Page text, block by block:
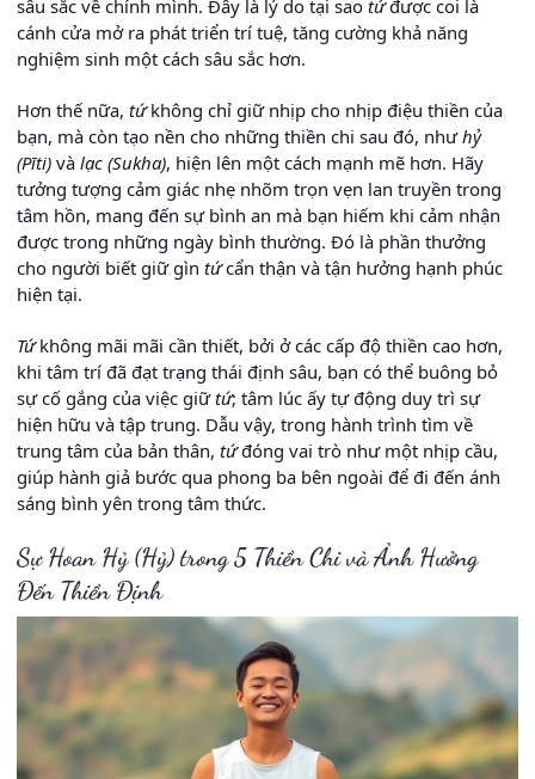
sâu sắc về chính mình. Đây là lý do tại sao tứđược coi là
cánh cửa mở ra phát triển trí tuệ, tăng cường khả năng
nghiệm sinh một cách sâu sắc hơn.
Hơn thế nữa, tứkhông chỉ giữ nhịp cho nhịp điệu thiền của
bạn, mà còn tạo nền cho những thiền chi sau đó, nhưhỷ
(Pīti) và lạc (Sukha), hiện lên một cách mạnh mẽ hơn. Hãy
tưởng tượng cảm giác nhẹ nhõm trọn vẹn lan truyền trong
tâm hồn, mang đến sự bình an mà bạn hiếm khi cảm nhận
được trong những ngày bình thường. Đó là phần thưởng
cho người biết giữ gìn tứcẩn thận và tận hưởng hạnh phúc
hiện tại.
Tứkhông mãi mãi cần thiết, bởi ở các cấp độ thiền cao hơn,
khi tâm trí đã đạt trạng thái định sâu, bạn có thể buông bỏ
sự cố gắng của việc giữtứ; tâm lúc ấy tự động duy trì sự
hiện hữu và tập trung. Dẫu vậy, trong hành trình tìm về
trung tâm của bản thân, tứđóng vai trò như một nhịp cầu,
giúp hành giả bước qua phong ba bên ngoài để đi đến ánh
sáng bình yên trong tâm thức.
Sự Hoan Hỷ (Hỷ) trong 5 Thiền Chi và Ảnh Hưởng
Đến Thiền Định